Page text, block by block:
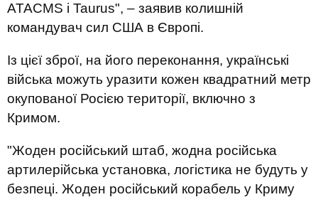
ATACMS і Taurus", – заявив колишній
командувач сил США в Європі.
Із цієї зброї, на його переконання, українські
війська можуть уразити кожен квадратний метр
окупованої Росією території, включно з
Кримом.
"Жоден російський штаб, жодна російська
артилерійська установка, логістика не будуть у
безпеці. Жоден російський корабель у Криму